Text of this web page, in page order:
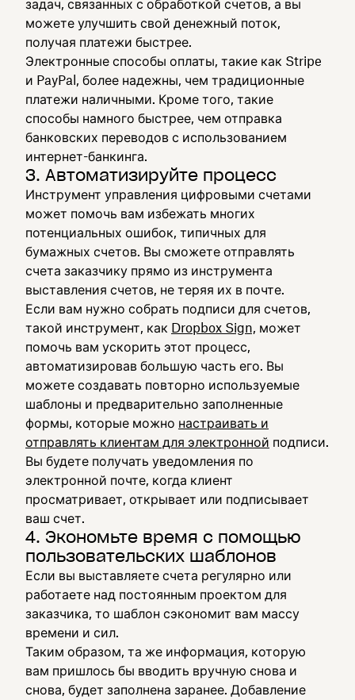
задач, связанных с обработкой счетов, а вы
можете улучшить свой денежный поток,
получая платежи быстрее.
Электронные способы оплаты, такие как Stripe
и PayPal, более надежны, чем традиционные
платежи наличными. Кроме того, такие
способы намного быстрее, чем отправка
банковских переводов с использованием
интернет-банкинга.
3. Автоматизируйте процесс
Инструмент управления цифровыми счетами
может помочь вам избежать многих
потенциальных ошибок, типичных для
бумажных счетов. Вы сможете отправлять
счета заказчику прямо из инструмента
выставления счетов, не теряя их в почте.
Если вам нужно собрать подписи для счетов,
такой инструмент, как Dropbox Sign, может
помочь вам ускорить этот процесс,
автоматизировав большую часть его. Вы
можете создавать повторно используемые
шаблоны и предварительно заполненные
формы, которые можно настраивать и
отправлять клиентам для электронной подписи.
Вы будете получать уведомления по
электронной почте, когда клиент
просматривает, открывает или подписывает
ваш счет.
4. Экономьте время с помощью
пользовательских шаблонов
Если вы выставляете счета регулярно или
работаете над постоянным проектом для
заказчика, то шаблон сэкономит вам массу
времени и сил.
Таким образом, та же информация, которую
вам пришлось бы вводить вручную снова и
снова, будет заполнена заранее. Добавление